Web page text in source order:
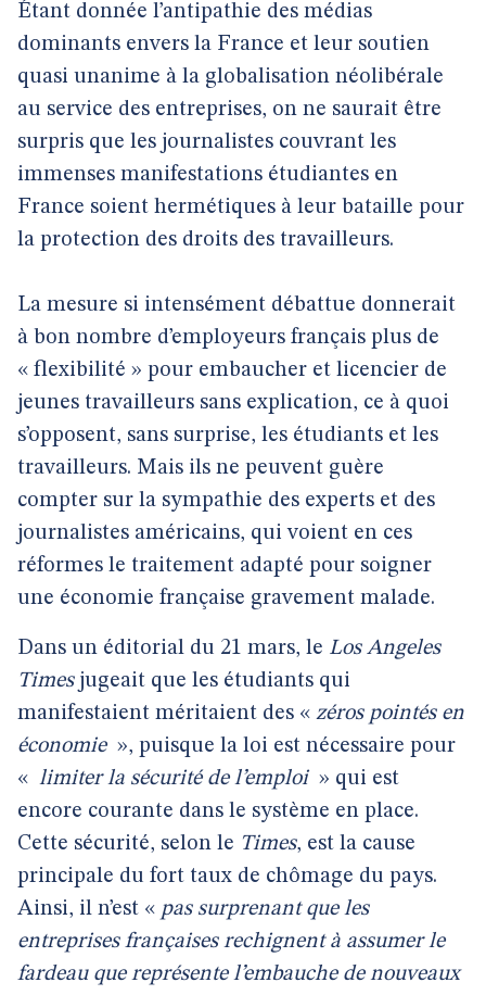
Étant donnée l’antipathie des médias
dominants envers la France et leur soutien
quasi unanime à la globalisation néolibérale
au service des entreprises, on ne saurait être
surpris que les journalistes couvrant les
immenses manifestations étudiantes en
France soient hermétiques à leur bataille pour
la protection des droits des travailleurs.
La mesure si intensément débattue donnerait
à bon nombre d’employeurs français plus de
« flexibilité » pour embaucher et licencier de
jeunes travailleurs sans explication, ce à quoi
s’opposent, sans surprise, les étudiants et les
travailleurs. Mais ils ne peuvent guère
compter sur la sympathie des experts et des
journalistes américains, qui voient en ces
réformes le traitement adapté pour soigner
une économie française gravement malade.
Dans un éditorial du 21 mars, le Los Angeles
Timesjugeait que les étudiants qui
manifestaient méritaient des « zéros pointés en
économie », puisque la loi est nécessaire pour
« limiter la sécurité de l’emploi » qui est
encore courante dans le système en place.
Cette sécurité, selon le Times, est la cause
principale du fort taux de chômage du pays.
Ainsi, il n’est « pas surprenant que les
entreprises françaises rechignent à assumer le
fardeau que représente l’embauche de nouveaux